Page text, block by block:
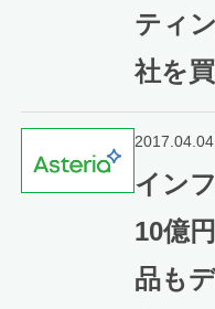
ティ
社を
2017.04.04
イン
10億
品も